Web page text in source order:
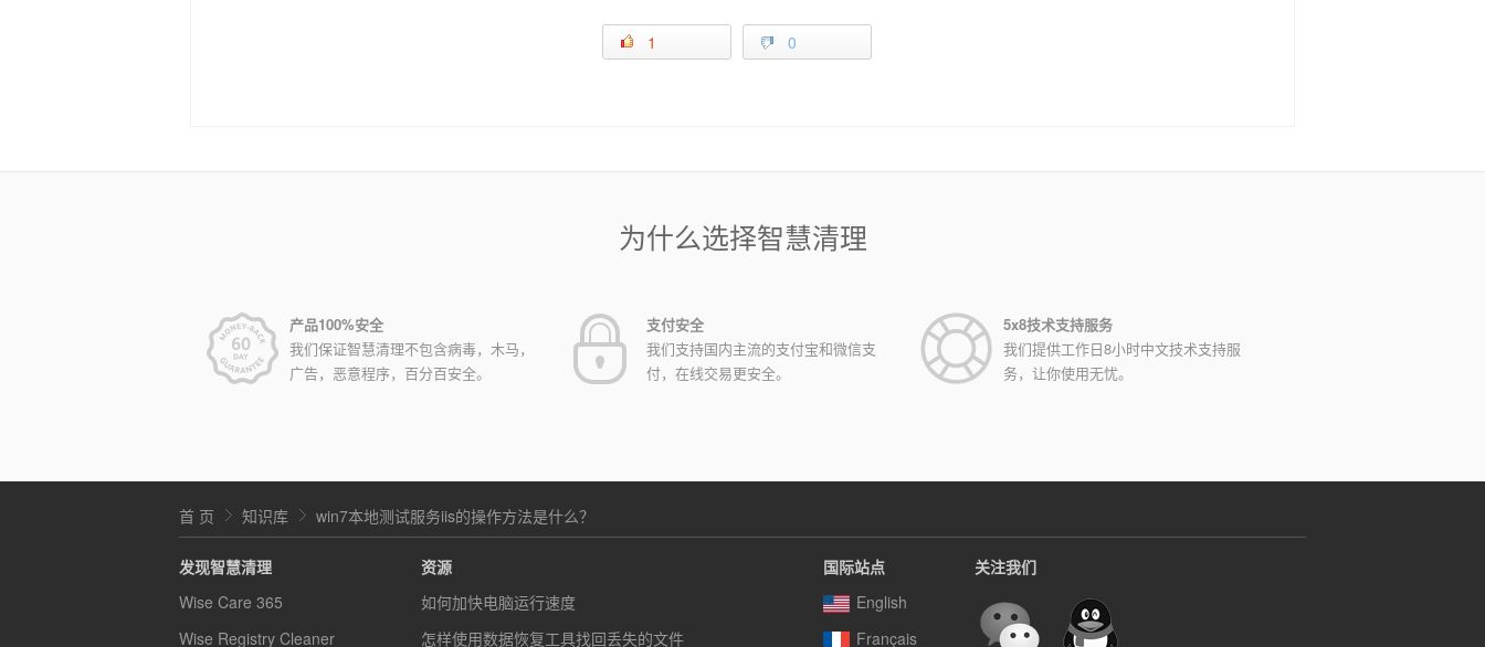
1 0
为什么选择智慧清理
产品100%安全
我们保证智慧清理不包含病毒，木马，
广告，恶意程序，百分百安全。
支付安全
我们支持国内主流的支付宝和微信支
付，在线交易更安全。
5x8技术支持服务
我们提供工作日8小时中文技术支持服
务，让你使用无忧。
首 页 知识库 win7本地测试服务iis的操作方法是什么？
发现智慧清理
Wise Care 365
Wise Registry Cleaner
资源
如何加快电脑运行速度
怎样使用数据恢复工具找回丢失的文件
国际站点
English
Français
关注我们